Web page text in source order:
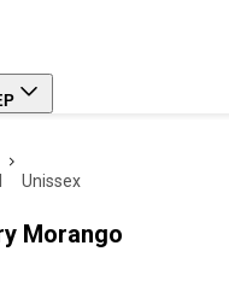
unissex
Morango